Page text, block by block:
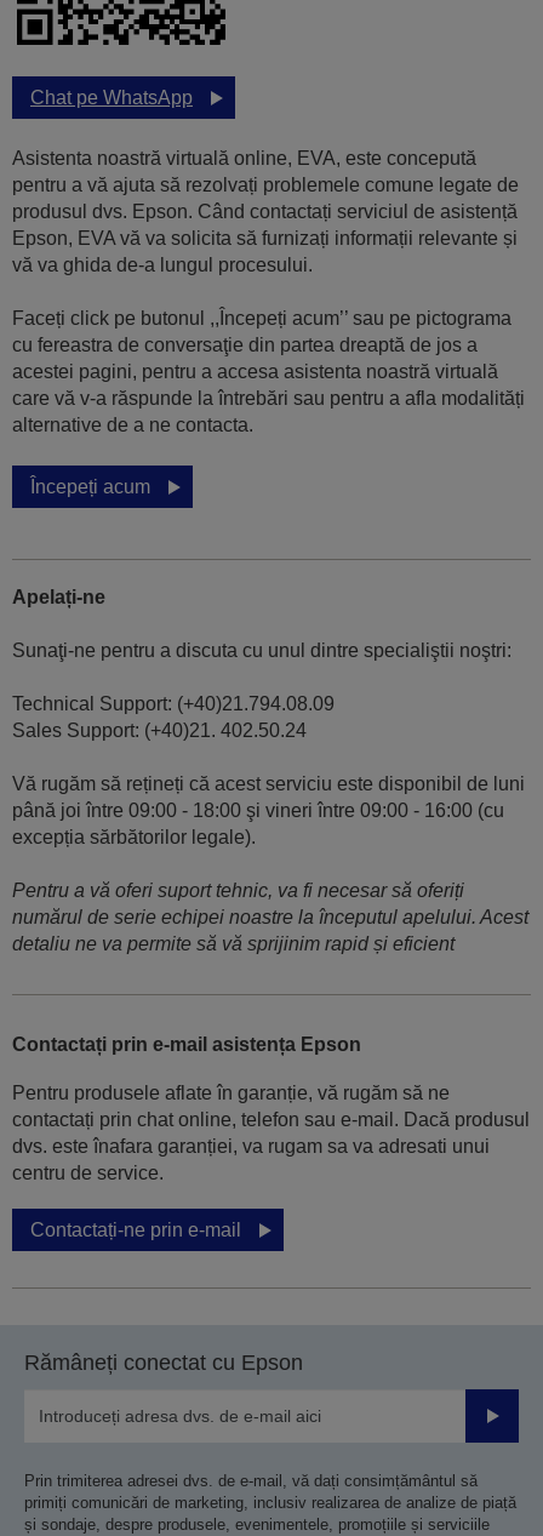
Chat pe WhatsApp
Asistenta noastră virtuală online, EVA, este concepută
pentru a vă ajuta să rezolvați problemele comune legate de
produsul dvs. Epson. Când contactați serviciul de asistență
Epson, EVA vă va solicita să furnizați informații relevante și
vă va ghida de-a lungul procesului.
Faceți click pe butonul ,,Începeți acum’’ sau pe pictograma
cu fereastra de conversaţie din partea dreaptă de jos a
acestei pagini, pentru a accesa asistenta noastră virtuală
care vă v-a răspunde la întrebări sau pentru a afla modalități
alternative de a ne contacta.
Începeți acum
Apelați-ne
Sunaţi-ne pentru a discuta cu unul dintre specialiştii noştri:
Technical Support: (+40)21.794.08.09
Sales Support: (+40)21. 402.50.24
Vă rugăm să rețineți că acest serviciu este disponibil de luni
până joi între 09:00 - 18:00 şi vineri între 09:00 - 16:00 (cu
excepția sărbătorilor legale).
Pentru a vă oferi suport tehnic, va fi necesar să oferiți
numărul de serie echipei noastre la începutul apelului. Acest
detaliu ne va permite să vă sprijinim rapid și eficient
Contactați prin e-mail asistența Epson
Pentru produsele aflate în garanție, vă rugăm să ne
contactați prin chat online, telefon sau e-mail. Dacă produsul
dvs. este înafara garanției, va rugam sa va adresati unui
centru de service.
Contactați-ne prin e-mail
Rămâneți conectat cu Epson
Prin trimiterea adresei dvs. de e-mail, vă dați consimțământul să
primiți comunicări de marketing, inclusiv realizarea de analize de piață
și sondaje, despre produsele, evenimentele, promoțiile și serviciile